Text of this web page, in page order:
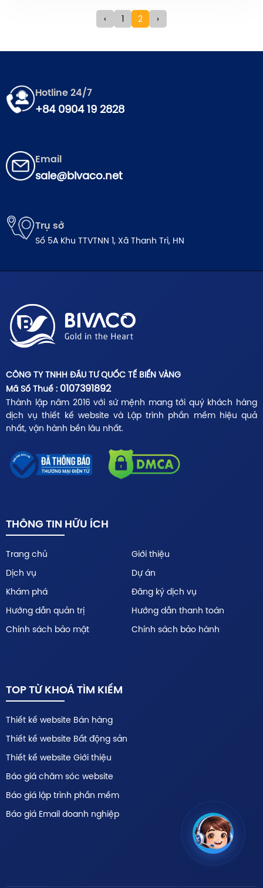
‹ 1 2 ›
Hotline 24/7
+84 0904 19 2828
Email
sale@bivaco.net
Trụ sở
Số 5A Khu TTVTNN 1, Xã Thanh Trì, HN
CÔNG TY TNHH ĐẦU TƯ QUỐC TẾ BIỂN VÀNG
Mã Số Thuế : 0107391892
Thành lập năm 2016 với sứ mệnh mang tới quý khách hàng
dịch vụ thiết kế website và Lập trình phần mềm hiệu quả
nhất, vận hành bền lâu nhất.
THÔNG TIN HỮU ÍCH
Trang chủ
Giới thiệu
Dịch vụ
Dự án
Khám phá
Đăng ký dịch vụ
Hướng dẫn quản trị
Hướng dẫn thanh toán
Chính sách bảo mật
Chính sách bảo hành
TOP TỪ KHOÁ TÌM KIẾM
Thiết kế website Bán hàng
Thiết kế website Bất động sản
Thiết kế website Giới thiệu
Báo giá chăm sóc website
Báo giá lập trình phần mềm
Báo giá Email doanh nghiệp